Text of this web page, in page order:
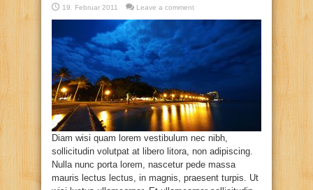
19. Februar 2011 Leave a comment
Diam wisi quam lorem vestibulum nec nibh,
sollicitudin volutpat at libero litora, non adipiscing.
Nulla nunc porta lorem, nascetur pede massa
mauris lectus lectus, in magnis, praesent turpis. Ut